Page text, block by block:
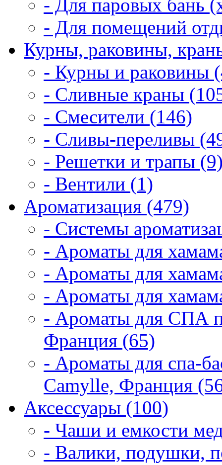
- Для паровых бань
- Для помещений
Курны, раковины,
- Курны и раковины
- Сливные краны
- Смесители (146)
- Сливы-переливы
- Решетки и трапы
- Вентили (1)
Ароматизация (479)
- Системы
- Ароматы для
- Ароматы для
- Ароматы для
- Ароматы для СПА
Франция (65)
- Ароматы для спа-
Camylle, Франция
Аксессуары (100)
- Чаши и емкости
- Валики, подушки,